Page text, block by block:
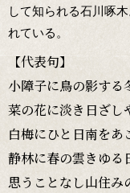
して知られる石川啄
れている。
【代表句】
小障子に鳥の影する
菜の花に淡き日ざし
白梅にひと日南をあ
静林に春の雲きゆる
思うことなし山住み